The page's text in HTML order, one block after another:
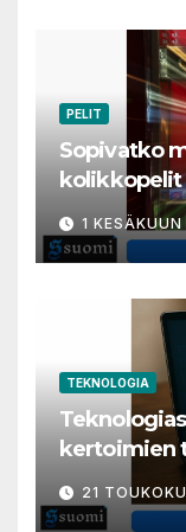
PELIT
Sopivatko
1
TEKNOLOGIA
kertoimien
tärkein
21